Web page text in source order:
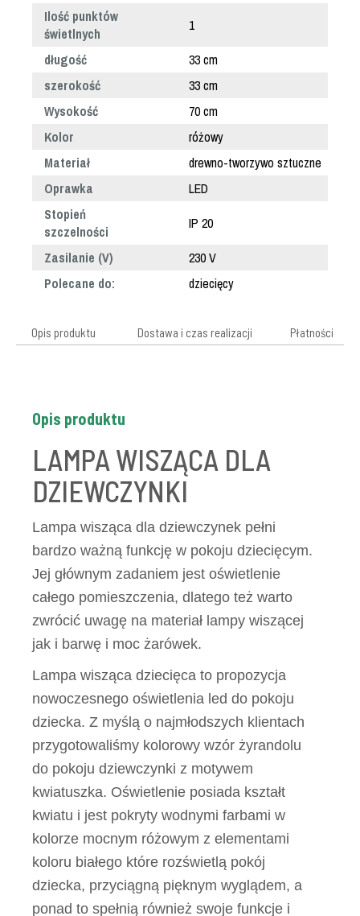
Ilość punktów
świetlnych
1
długość
33 cm
szerokość
33 cm
Wysokość
70 cm
Kolor
różowy
Materiał
drewno-tworzywo sztuczne
Oprawka
LED
Stopień
szczelności
IP 20
Zasilanie (V)
230 V
Polecane do:
dziecięcy
Opis produktu Dostawa i czas realizacji Płatności
Opis produktu
LAMPA WISZĄCA DLA
DZIEWCZYNKI
Lampa wisząca dla dziewczynek pełni
bardzo ważną funkcję w pokoju dziecięcym.
Jej głównym zadaniem jest oświetlenie
całego pomieszczenia, dlatego też warto
zwrócić uwagę na materiał lampy wiszącej
jak i barwę i moc żarówek.
Lampa wisząca dziecięca to propozycja
nowoczesnego oświetlenia led do pokoju
dziecka. Z myślą o najmłodszych klientach
przygotowaliśmy kolorowy wzór żyrandolu
do pokoju dziewczynki z motywem
kwiatuszka. Oświetlenie posiada kształt
kwiatu i jest pokryty wodnymi farbami w
kolorze mocnym różowym z elementami
koloru białego które rozświetlą pokój
dziecka, przyciągną pięknym wyglądem, a
ponad to spełnią również swoje funkcje i